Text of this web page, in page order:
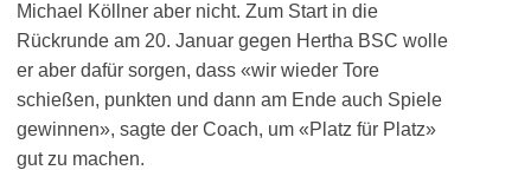
Michael Köllner aber nicht. Zum Start in die
Rückrunde am 20. Januar gegen Hertha BSC wolle
er aber dafür sorgen, dass «wir wieder Tore
schießen, punkten und dann am Ende auch Spiele
gewinnen», sagte der Coach, um «Platz für Platz»
gut zu machen.